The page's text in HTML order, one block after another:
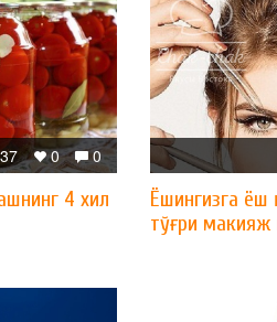
0
0
4 хил
Ёшингизга ёш
тўғри макияж